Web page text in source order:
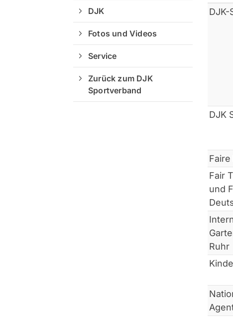
DJK-
DJK
Fair
und
Ruhr
DJK
Fotos und Videos
Service
Zurück zum DJK
Sportverband